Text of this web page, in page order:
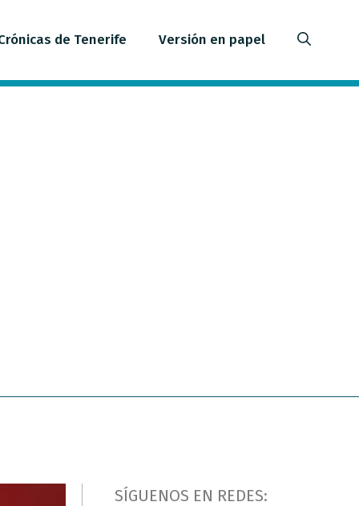
de Tenerife Versión en papel
SÍGUENOS EN REDES: